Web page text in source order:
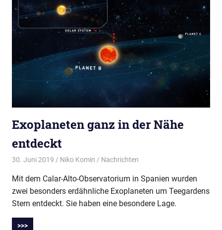
Exoplaneten ganz in der Nähe
entdeckt
30. Juni 2019 Niko Komin Nachrichten
Mit dem Calar-Alto-Observatorium in Spanien wurden
zwei besonders erdähnliche Exoplaneten um Teegardens
Stern entdeckt. Sie haben eine besondere Lage.
>>>